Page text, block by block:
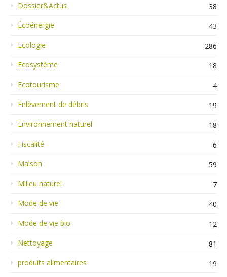
Dossier&Actus
38
Écoénergie
43
Ecologie
286
Ecosystème
18
Ecotourisme
4
Enlèvement de débris
19
Environnement naturel
18
Fiscalité
6
Maison
59
Milieu naturel
7
Mode de vie
40
Mode de vie bio
12
Nettoyage
81
produits alimentaires
19